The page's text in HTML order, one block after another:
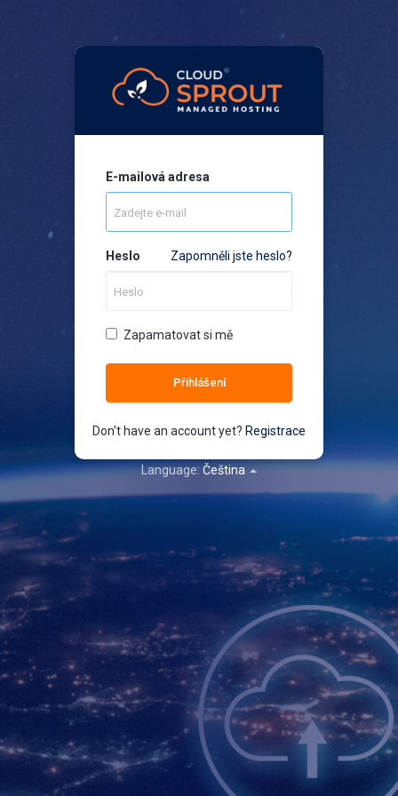
E-mailová adresa
Heslo Zapomněli jste heslo?
Zapamatovat si mě
Don't have an account yet? Registrace
Language: Čeština